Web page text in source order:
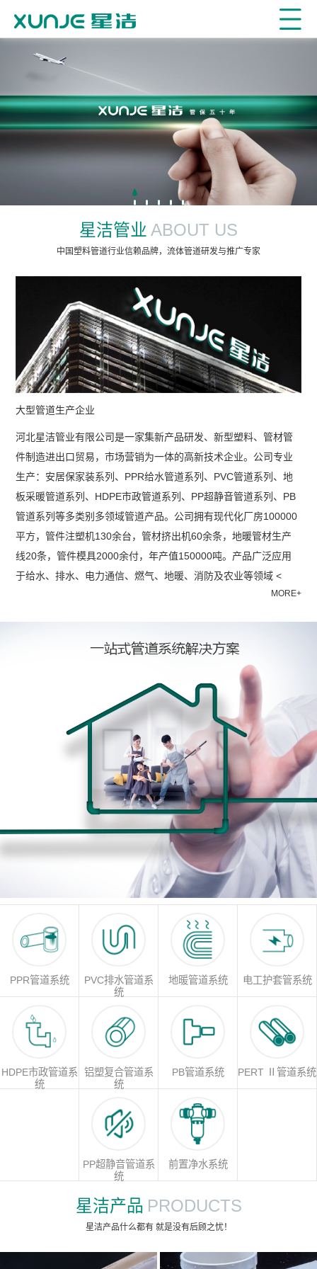
星洁管业 ABOUT US
中国塑料管道行业信赖品牌，流体管道研发与推广专家
大型管道生产企业
河北星洁管业有限公司是一家集新产品研发、新型塑料、管材管
件制造进出口贸易，市场营销为一体的高新技术企业。公司专业
生产：安居保家装系列、PPR给水管道系列、PVC管道系列、地
板采暖管道系列、HDPE市政管道系列、PP超静音管道系列、PB
管道系列等多类别多领域管道产品。公司拥有现代化厂房100000
平方，管件注塑机130余台，管材挤出机60余条，地暖管材生产
线20条，管件模具2000余付，年产值150000吨。产品广泛应用
于给水、排水、电力通信、燃气、地暖、消防及农业等领域 <
MORE+
PPR管道系统
PVC排水管道系
统
地暖管道系统 电工护套管系统
HDPE市政管道系
统
铝塑复合管道系
统
PB管道系统 PERT Ⅱ管道系统
PP超静音管道系
统
前置净水系统
星洁产品 PRODUCTS
星洁产品什么都有 就是没有后顾之忧！